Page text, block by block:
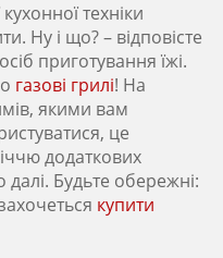
техніки
Ну і що? – відповісте
приготування їжі.
газові грилі! На
якими вам
це
додаткових
Будьте обережні:
купити